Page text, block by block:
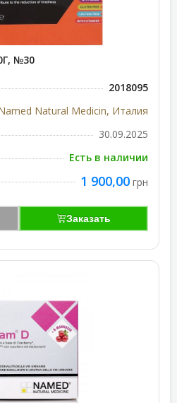
№30
2018095
Natural Medicin, Италия
30.09.2025
Есть в наличии
1 900,00 грн
Заказать